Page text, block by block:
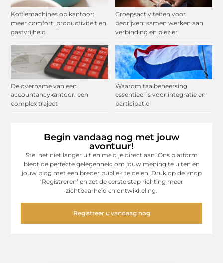
Koffiemachines op kantoor:
meer comfort, productiviteit en
gastvrijheid
Groepsactiviteiten voor
bedrijven: samen werken aan
verbinding en plezier
De overname van een
accountancykantoor: een
complex traject
Waarom taalbeheersing
essentieel is voor integratie en
participatie
Begin vandaag nog met jouw
avontuur!
Stel het niet langer uit en meld je direct aan. Ons platform
biedt de perfecte gelegenheid om jouw mening te uiten en
jouw blog met een breder publiek te delen. Druk op de knop
‘Registreren’ en zet de eerste stap richting meer
zichtbaarheid en ontwikkeling.
Registreer u vandaag nog